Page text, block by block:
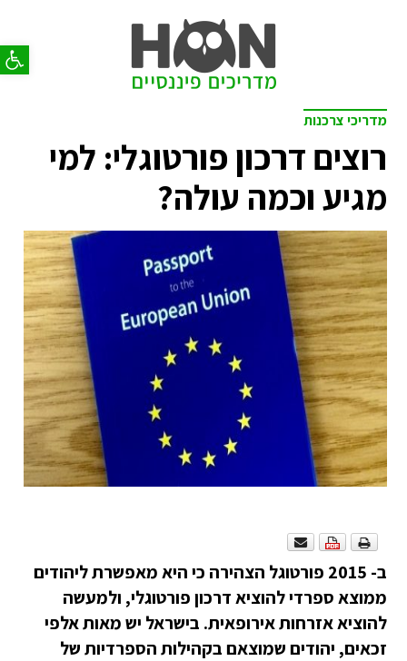
פתח
מדריכי צרכנות
רוצים דרכון פורטוגלי: למי
מגיע וכמה עולה?
ב- 2015 פורטוגל הצהירה כי היא מאפשרת ליהודים
ממוצא ספרדי להוציא דרכון פורטוגלי, ולמעשה
להוציא אזרחות אירופאית. בישראל יש מאות אלפי
זכאים, יהודים שמוצאם בקהילות הספרדיות של